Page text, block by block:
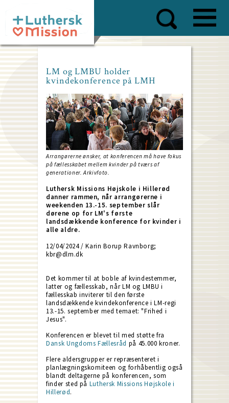
main
content
LM og LMBU holder
kvindekonference på LMH
Arrangørerne ønsker, at konferencen må have fokus
på fællesskabet mellem kvinder på tværs af
generationer. Arkivfoto.
Luthersk Missions Højskole i Hillerød
danner rammen, når arrangørerne i
weekenden 13.-15. september slår
dørene op for LM's første
landsdækkende konference for kvinder i
alle aldre.
12/04/2024 / Karin Borup Ravnborg;
kbr@dlm.dk
Det kommer til at boble af kvindestemmer,
latter og fællesskab, når LM og LMBU i
fællesskab inviterer til den første
landsdækkende kvindekonference i LM-regi
13.-15. september med temaet: "Frihed i
Jesus".
Konferencen er blevet til med støtte fra
Dansk Ungdoms Fællesråd på 45.000 kroner.
Flere aldersgrupper er repræsenteret i
planlægningskomiteen og forhåbentlig også
blandt deltagerne på konferencen, som
finder sted på Luthersk Missions Højskole i
Hillerød.